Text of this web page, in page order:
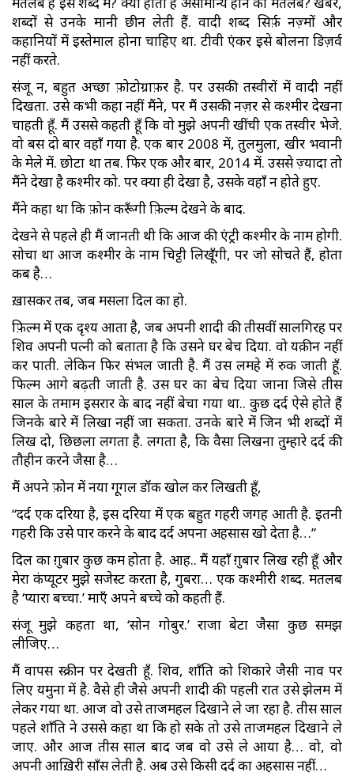
शब्दों से उनके मानी छीन लेती हैं. वादी शब्द सिर्फ़ नज़्मों और
कहानियों में इस्तेमाल होना चाहिए था. टीवी एंकर इसे बोलना डिज़र्व
नहीं करते.
संजू न, बहुत अच्छा फ़ोटोग्राफ़र है. पर उसकी तस्वीरों में वादी नहीं
दिखता. उसे कभी कहा नहीं मैंने, पर मैं उसकी नज़र से कश्मीर देखना
चाहती हूँ. मैं उससे कहती हूँ कि वो मुझे अपनी खींची एक तस्वीर भेजे.
वो बस दो बार वहाँ गया है. एक बार 2008 में, तुलमुला, खीर भवानी
के मेले में. छोटा था तब. फिर एक और बार, 2014 में. उससे ज़्यादा तो
मैंने देखा है कश्मीर को. पर क्या ही देखा है, उसके वहाँ न होते हुए.
मैंने कहा था कि फ़ोन करूँगी फ़िल्म देखने के बाद.
देखने से पहले ही मैं जानती थी कि आज की एंट्री कश्मीर के नाम होगी.
सोचा था आज कश्मीर के नाम चिट्ठी लिखूँगी, पर जो सोचते हैं, होता
कब है…
ख़ासकर तब, जब मसला दिल का हो.
फ़िल्म में एक दृश्य आता है, जब अपनी शादी की तीसवीं सालगिरह पर
शिव अपनी पत्नी को बताता है कि उसने घर बेच दिया. वो यक़ीन नहीं
कर पाती. लेकिन फिर संभल जाती है. मैं उस लमहे में रुक जाती हूँ.
फिल्म आगे बढ़ती जाती है. उस घर का बेच दिया जाना जिसे तीस
साल के तमाम इसरार के बाद नहीं बेचा गया था.. कुछ दर्द ऐसे होते हैं
जिनके बारे में लिखा नहीं जा सकता. उनके बारे में जिन भी शब्दों में
लिख दो, छिछला लगता है. लगता है, कि वैसा लिखना तुम्हारे दर्द की
तौहीन करने जैसा है…
मैं अपने फ़ोन में नया गूगल डॉक खोल कर लिखती हूँ,
“दर्द एक दरिया है, इस दरिया में एक बहुत गहरी जगह आती है. इतनी
गहरी कि उसे पार करने के बाद दर्द अपना अहसास खो देता है…”
दिल का ग़ुबार कुछ कम होता है. आह.. मैं यहाँ ग़ुबार लिख रही हूँ और
मेरा कंप्यूटर मुझे सजेस्ट करता है, गुबरा… एक कश्मीरी शब्द. मतलब
है ‘प्यारा बच्चा.’ माएँ अपने बच्चे को कहती हैं.
संजू मुझे कहता था, ‘सोन गोबुर.’ राजा बेटा जैसा कुछ समझ
लीजिए…
मैं वापस स्क्रीन पर देखती हूँ. शिव, शाँति को शिकारे जैसी नाव पर
लिए यमुना में है. वैसे ही जैसे अपनी शादी की पहली रात उसे झेलम में
लेकर गया था. आज वो उसे ताजमहल दिखाने ले जा रहा है. तीस साल
पहले शाँति ने उससे कहा था कि हो सके तो उसे ताजमहल दिखाने ले
जाए. और आज तीस साल बाद जब वो उसे ले आया है… वो, वो
अपनी आख़िरी साँस लेती है. अब उसे किसी दर्द का अहसास नहीं…